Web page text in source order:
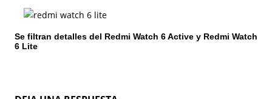
r
Se filtran detalles del Redmi Watch 6 Active y Redmi Watch
6 Lite